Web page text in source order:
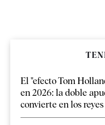
El "efecto Tom
en 2026: la doble
convierte en los